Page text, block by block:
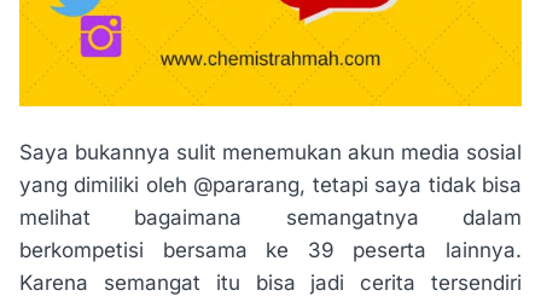
Saya bukannya sulit menemukan akun media sosial
yang dimiliki oleh @pararang, tetapi saya tidak bisa
melihat bagaimana semangatnya dalam
berkompetisi bersama ke 39 peserta lainnya.
Karena semangat itu bisa jadi cerita tersendiri